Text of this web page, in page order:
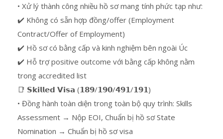
• Xử lý thành công nhiều hồ sơ mang tính phức tạp như:
✔️ Không có sẵn hợp đồng/offer (Employment
Contract/Offer of Employment)
✔️ Hồ sơ có bằng cấp và kinh nghiệm bên ngoài Úc
✔️ Hỗ trợ positive outcome với bằng cấp không nằm
trong accredited list
📑 𝗦𝗸𝗶𝗹𝗹𝗲𝗱 𝗩𝗶𝘀𝗮 (𝟭𝟴𝟵/𝟭𝟵𝟬/𝟰𝟵𝟭/𝟭𝟵𝟭)
• Đồng hành toàn diện trong toàn bộ quy trình: Skills
Assessment → Nộp EOI, Chuẩn bị hồ sơ State
Nomination → Chuẩn bị hồ sơ visa